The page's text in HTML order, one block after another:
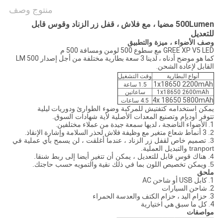
منتوج وصف
500Lumen مضيا ، مع فلاش ، قفل زر الزناد وقوس قابل
للتعديل
وصف الأضواء ، ميزة والتطبيق
GREE XP V5 LED مع سطوع 500 لومن ومسافة 500 م
كما هو موضح أدناه ، لدينا 3 سعة بطارية مختلفة من أجل إصدار 500 LM
القابل لإعادة الشحن.
أنواع البطارية وقت التشغيل
1x18650 2200mAh
1.5 ساعة
1x18650 2600mAh
ساعاتين
4x 18650 5800mAh 4.5 ساعات
يمكن استخدامه كتفتيش للمركبة وضوء الطوارئ ودوريات ليلية
تتوفر أوديإم وتصنيع المعدات الأصلية لأية شهادات السوق.
1. الأضواء الناضجة ، لديها سمعة جيدة من عملاء مختلفين.
2. 3 أنماط شعاع متغير مع وظيفة فلاش لحذر السلامة وإشارة الإنقاذ.
3. تصميم خاص لقفل زر الزناد ، عندما أغلقت ، لن يسمح بأي عملية في
tranport والتبديل العملية.
4. هناك قوس قابل للتعديل ، يمكن أن تتغير أيضا إلى ربط شنقا.
5. ويمكن تخصيص اللون بما في ذلك نقية والتمويه حسب حاجتك.
ملحق
1. كابل USB أو شاحن AC
2. شاحن السيارات
3. حزام اليد ، حزام الكتف والعدسة الحمراء
4. كل ما سبق هي اختيارية
مواصفات